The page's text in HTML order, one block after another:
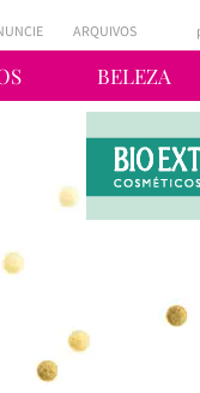
BELEZA
ARQUIVOS